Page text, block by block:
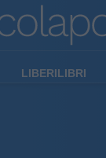
LIBERILIBRI